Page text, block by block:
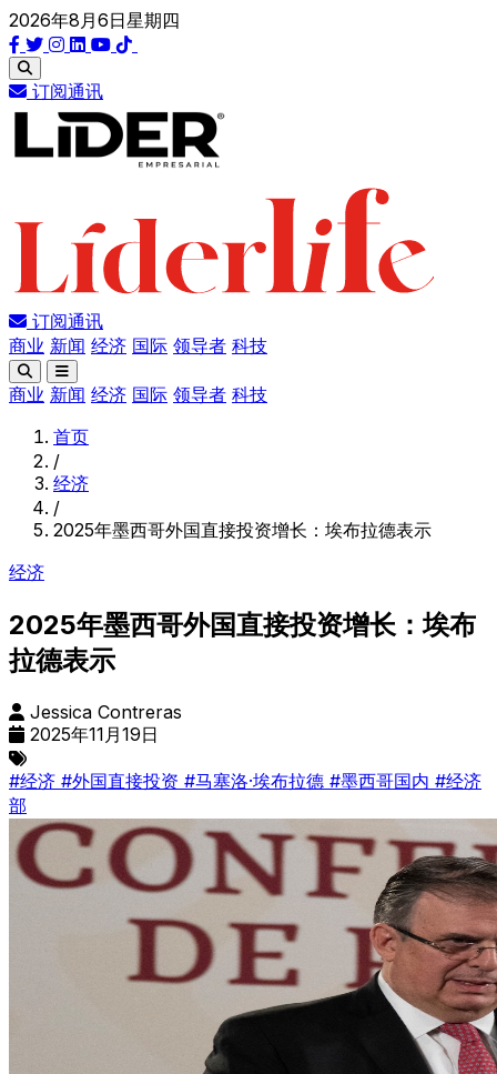
2026年8月6日星期四
订阅通讯
订阅通讯
商业 新闻 经济 国际 领导者 科技
商业 新闻 经济 国际 领导者 科技
首页
/
经济
/
2025年墨西哥外国直接投资增长：埃布拉德表示
经济
2025年墨西哥外国直接投资增长：埃布
拉德表示
Jessica Contreras
2025年11月19日
#经济 #外国直接投资 #马塞洛·埃布拉德 #墨西哥国内 #经济
部